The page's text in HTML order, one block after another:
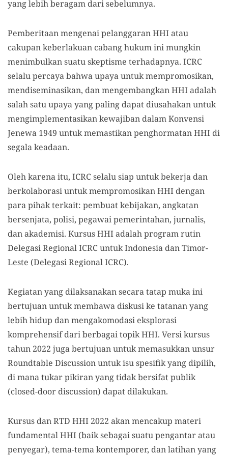
yang lebih beragam dari sebelumnya.
Pemberitaan mengenai pelanggaran HHI atau
cakupan keberlakuan cabang hukum ini mungkin
menimbulkan suatu skeptisme terhadapnya. ICRC
selalu percaya bahwa upaya untuk mempromosikan,
mendiseminasikan, dan mengembangkan HHI adalah
salah satu upaya yang paling dapat diusahakan untuk
mengimplementasikan kewajiban dalam Konvensi
Jenewa 1949 untuk memastikan penghormatan HHI di
segala keadaan.
Oleh karena itu, ICRC selalu siap untuk bekerja dan
berkolaborasi untuk mempromosikan HHI dengan
para pihak terkait: pembuat kebijakan, angkatan
bersenjata, polisi, pegawai pemerintahan, jurnalis,
dan akademisi. Kursus HHI adalah program rutin
Delegasi Regional ICRC untuk Indonesia dan Timor-
Leste (Delegasi Regional ICRC).
Kegiatan yang dilaksanakan secara tatap muka ini
bertujuan untuk membawa diskusi ke tatanan yang
lebih hidup dan mengakomodasi eksplorasi
komprehensif dari berbagai topik HHI. Versi kursus
tahun 2022 juga bertujuan untuk memasukkan unsur
Roundtable Discussion untuk isu spesifik yang dipilih,
di mana tukar pikiran yang tidak bersifat publik
(closed-door discussion) dapat dilakukan.
Kursus dan RTD HHI 2022 akan mencakup materi
fundamental HHI (baik sebagai suatu pengantar atau
penyegar), tema-tema kontemporer, dan latihan yang